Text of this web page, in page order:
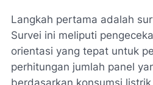
Langkah pertama adalah
Survei ini meliputi
orientasi yang tepat untuk
perhitungan jumlah panel